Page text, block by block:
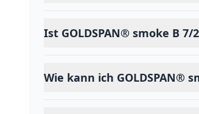
Ist GOLDSPAN® smoke B
Wie kann ich GOLDSPAN®